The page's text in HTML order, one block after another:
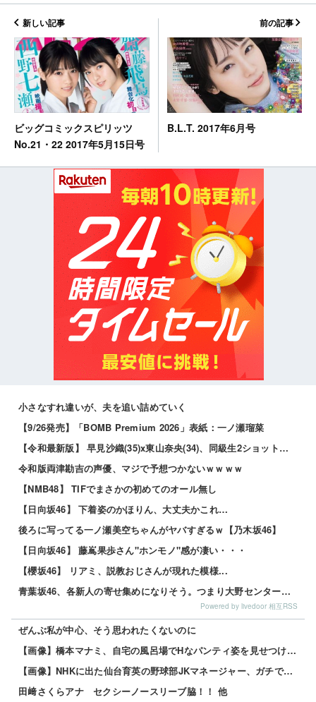
新しい記事
ビッグコミックスピリッツ
No.21・22 2017年5月15日号
前の記事
B.L.T. 2017年6月号
小さなすれ違いが、夫を追い詰めていく
【9/26発売】「BOMB Premium 2026」表紙：一ノ瀬瑠菜
【令和最新版】 早見沙織(35)x東山奈央(34)、同級生2ショット写真がこちらｗｗｗｗ
令和版両津勘吉の声優、マジで予想つかないｗｗｗｗ
【NMB48】 TIFでまさかの初めてのオール無し
【日向坂46】 下着姿のかほりん、大丈夫かこれ…
後ろに写ってる一ノ瀬美空ちゃんがヤバすぎるｗ【乃木坂46】
【日向坂46】 藤嶌果歩さん"ホンモノ"感が凄い・・・
【櫻坂46】 リアミ、説教おじさんが現れた模様...
青葉坂46、各新人の寄せ集めになりそう。つまり大野センターだな
Powered by livedoor 相互RSS
ぜんぶ私が中心、そう思われたくないのに
【画像】橋本マナミ、自宅の風呂場でHなパンティ姿を見せつける 他
【画像】NHKに出た仙台育英の野球部JKマネージャー、ガチで可愛いぞ 他
田﨑さくらアナ セクシーノースリーブ脇！！ 他